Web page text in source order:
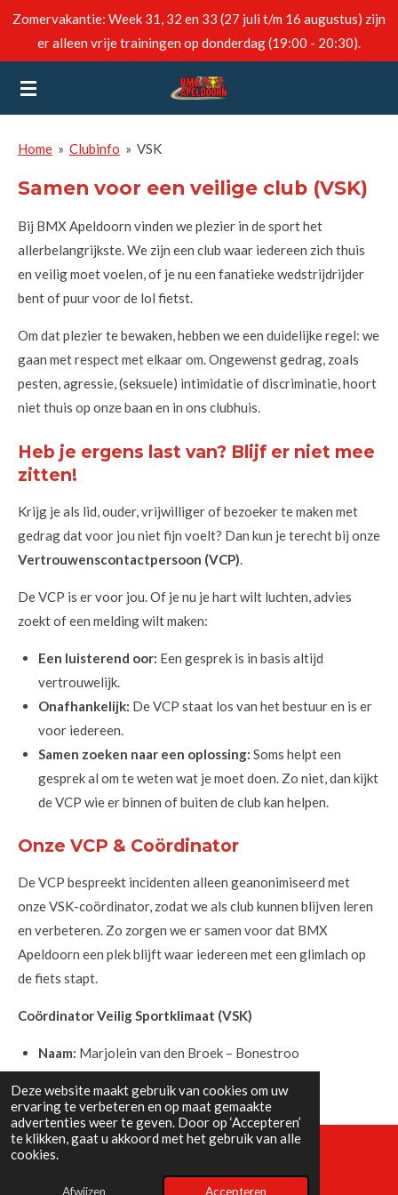
Deze website maakt gebruik van cookies om uw
ervaring te verbeteren en op maat gemaakte
advertenties weer te geven. Door op ‘Accepteren’
te klikken, gaat u akkoord met het gebruik van alle
cookies.
Afwijzen Accepteren
Ga
direct
de
hoofdinhoud
Zomervakantie: Week 31, 32 en 33 (27 juli t/m 16 augustus) zijn
er alleen vrije trainingen op donderdag (19:00 - 20:30).
Home » Clubinfo » VSK
Samen voor een veilige club (VSK)
Bij BMX Apeldoorn vinden we plezier in de sport het
allerbelangrijkste. We zijn een club waar iedereen zich thuis
en veilig moet voelen, of je nu een fanatieke wedstrijdrijder
bent of puur voor de lol fietst.
Om dat plezier te bewaken, hebben we een duidelijke regel: we
gaan met respect met elkaar om. Ongewenst gedrag, zoals
pesten, agressie, (seksuele) intimidatie of discriminatie, hoort
niet thuis op onze baan en in ons clubhuis.
Heb je ergens last van? Blijf er niet mee
zitten!
Krijg je als lid, ouder, vrijwilliger of bezoeker te maken met
gedrag dat voor jou niet fijn voelt? Dan kun je terecht bij onze
Vertrouwenscontactpersoon (VCP)
De VCP is er voor jou. Of je nu je hart wilt luchten, advies
zoekt of een melding wilt maken:
Een luisterend oor: Een gesprek is in basis altijd
vertrouwelijk.
Onafhankelijk: De VCP staat los van het bestuur en is er
voor iedereen.
Samen zoeken naar een oplossing: Soms helpt een
gesprek al om te weten wat je moet doen. Zo niet, dan kijkt
de VCP wie er binnen of buiten de club kan helpen.
Onze VCP & Coördinator
De VCP bespreekt incidenten alleen geanonimiseerd met
onze VSK-coördinator, zodat we als club kunnen blijven leren
en verbeteren. Zo zorgen we er samen voor dat BMX
Apeldoorn een plek blijft waar iedereen met een glimlach op
de fiets stapt.
Coördinator Veilig Sportklimaat (VSK)
Naam: Marjolein van den Broek – Bonestroo
Telefoon:06-53814889